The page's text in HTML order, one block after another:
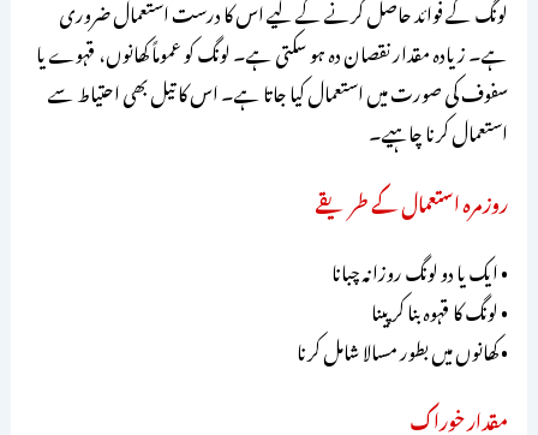
لونگ کے فوائد حاصل کرنے کے لیے اس کا درست استعمال ضروری
ہے۔ زیادہ مقدار نقصان دہ ہو سکتی ہے۔ لونگ کو عموماً کھانوں، قہوے یا
سفوف کی صورت میں استعمال کیا جاتا ہے۔ اس کا تیل بھی احتیاط سے
استعمال کرنا چاہیے۔
روزمرہ استعمال کے طریقے
• ایک یا دو لونگ روزانہ چبانا
• لونگ کا قہوہ بنا کر پینا
• کھانوں میں بطور مسالا شامل کرنا
مقدار خوراک